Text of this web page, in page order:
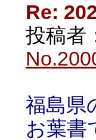
Re:
投稿者
福島県
お葉書